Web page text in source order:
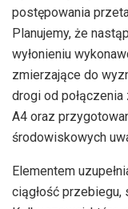
postępowania
Planujemy, że
wyłonieniu
zmierzające do
drogi od
A4 oraz
środowiskowych
Elementem
ciągłość